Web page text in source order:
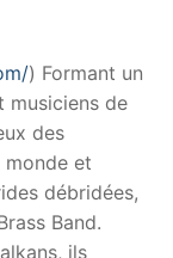
) Formant un
musiciens de
des
monde et
débridées,
Band.
ils